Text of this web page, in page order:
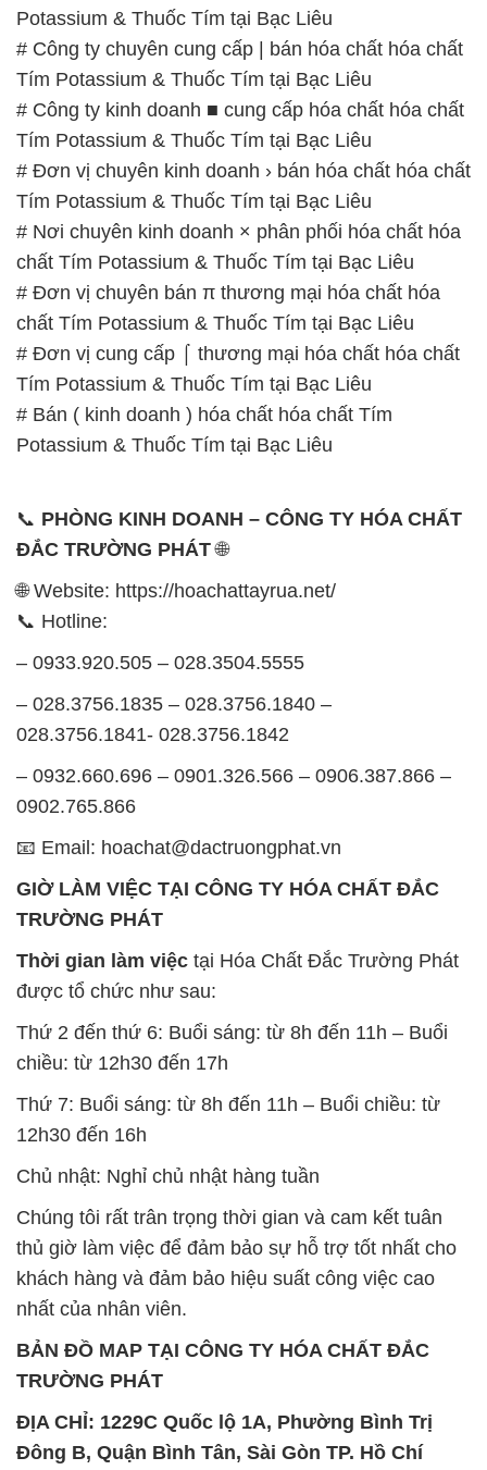
Potassium & Thuốc Tím tại Bạc Liêu
# Công ty chuyên cung cấp | bán hóa chất hóa chất
Tím Potassium & Thuốc Tím tại Bạc Liêu
# Công ty kinh doanh ■ cung cấp hóa chất hóa chất
Tím Potassium & Thuốc Tím tại Bạc Liêu
# Đơn vị chuyên kinh doanh › bán hóa chất hóa chất
Tím Potassium & Thuốc Tím tại Bạc Liêu
# Nơi chuyên kinh doanh × phân phối hóa chất hóa
chất Tím Potassium & Thuốc Tím tại Bạc Liêu
# Đơn vị chuyên bán π thương mại hóa chất hóa
chất Tím Potassium & Thuốc Tím tại Bạc Liêu
# Đơn vị cung cấp ⌠ thương mại hóa chất hóa chất
Tím Potassium & Thuốc Tím tại Bạc Liêu
# Bán ( kinh doanh ) hóa chất hóa chất Tím
Potassium & Thuốc Tím tại Bạc Liêu
📞 PHÒNG KINH DOANH – CÔNG TY HÓA CHẤT
ĐẮC TRƯỜNG PHÁT🌐
🌐 Website: https://hoachattayrua.net/
📞 Hotline:
– 0933.920.505 – 028.3504.5555
– 028.3756.1835 – 028.3756.1840 –
028.3756.1841- 028.3756.1842
– 0932.660.696 – 0901.326.566 – 0906.387.866 –
0902.765.866
📧 Email: hoachat@dactruongphat.vn
GIỜ LÀM VIỆC TẠI CÔNG TY HÓA CHẤT ĐẮC
TRƯỜNG PHÁT
Thời gian làm việc tại Hóa Chất Đắc Trường Phát
được tổ chức như sau:
Thứ 2 đến thứ 6: Buổi sáng: từ 8h đến 11h – Buổi
chiều: từ 12h30 đến 17h
Thứ 7: Buổi sáng: từ 8h đến 11h – Buổi chiều: từ
12h30 đến 16h
Chủ nhật: Nghỉ chủ nhật hàng tuần
Chúng tôi rất trân trọng thời gian và cam kết tuân
thủ giờ làm việc để đảm bảo sự hỗ trợ tốt nhất cho
khách hàng và đảm bảo hiệu suất công việc cao
nhất của nhân viên.
BẢN ĐỒ MAP TẠI CÔNG TY HÓA CHẤT ĐẮC
TRƯỜNG PHÁT
ĐỊA CHỈ: 1229C Quốc lộ 1A, Phường Bình Trị
Đông B, Quận Bình Tân, Sài Gòn TP. Hồ Chí